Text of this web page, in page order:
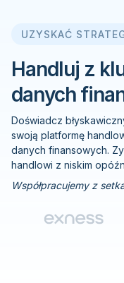
UZYSKAĆ
Handluj z
danych
Doświadcz
swoją platformę
danych finansowych.
handlowi z niskim
Współpracujemy z